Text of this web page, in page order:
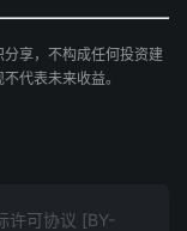
享，不构成任何投资建
代表未来收益。
许可协议 [BY-